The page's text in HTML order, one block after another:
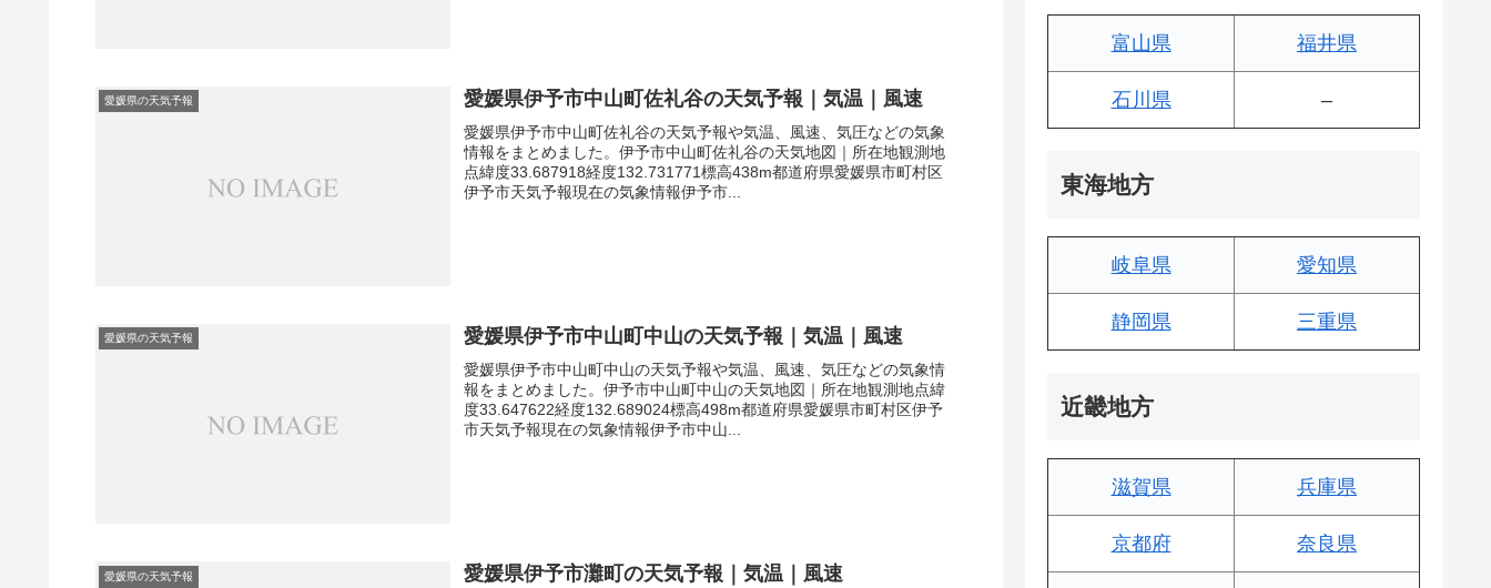
愛媛県の天気予報 愛媛県伊予市中山町佐礼谷の天気予報｜気温｜風速
愛媛県伊予市中山町佐礼谷の天気予報や気温、風速、気圧などの気象
情報をまとめました。伊予市中山町佐礼谷の天気地図｜所在地観測地
点緯度33.687918経度132.731771標高438m都道府県愛媛県市町村区
伊予市天気予報現在の気象情報伊予市...
愛媛県の天気予報 愛媛県伊予市中山町中山の天気予報｜気温｜風速
愛媛県伊予市中山町中山の天気予報や気温、風速、気圧などの気象情
報をまとめました。伊予市中山町中山の天気地図｜所在地観測地点緯
度33.647622経度132.689024標高498m都道府県愛媛県市町村区伊予
市天気予報現在の気象情報伊予市中山...
愛媛県の天気予報 愛媛県伊予市灘町の天気予報｜気温｜風速
富山県 福井県
石川県 –
東海地方
岐阜県 愛知県
静岡県 三重県
近畿地方
滋賀県 兵庫県
京都府 奈良県